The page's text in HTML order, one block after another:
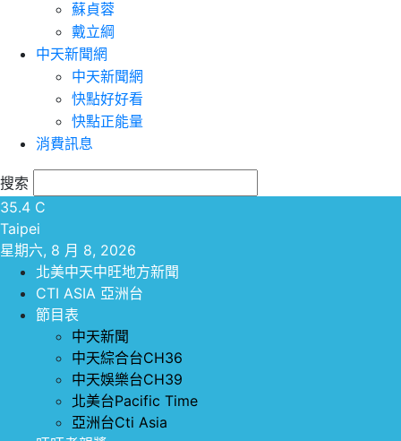
蘇貞蓉
戴立綱
中天新聞網
中天新聞網
快點好好看
快點正能量
消費訊息
搜索
35.4 C
Taipei
星期六, 8 月 8, 2026
北美中天中旺地方新聞
CTI ASIA 亞洲台
節目表
中天新聞
中天綜合台CH36
中天娛樂台CH39
北美台Pacific Time
亞洲台Cti Asia